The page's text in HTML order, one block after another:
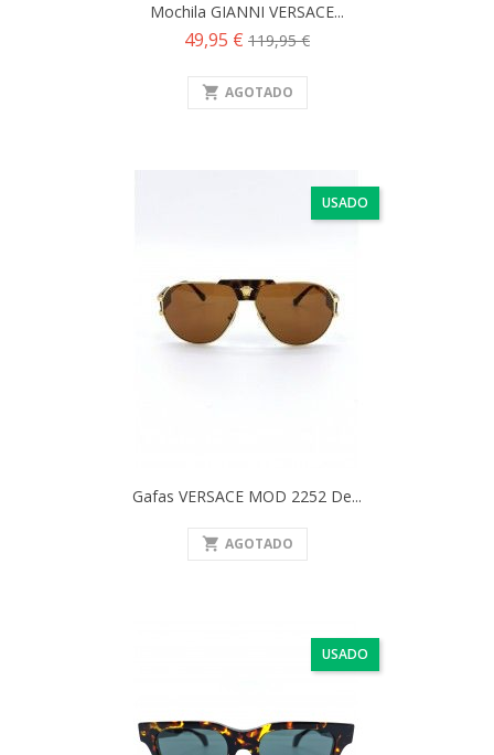
Mochila GIANNI VERSACE...
Precio
49,95 € Precio
119,95 €
shopping_cart AGOTADO
USADO
Gafas VERSACE MOD 2252 De...
shopping_cart AGOTADO
USADO